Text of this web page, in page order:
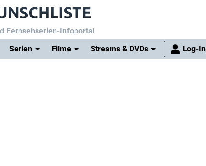
Fernsehserien-Infoportal
Serien Filme Streams & DVDs Log-In